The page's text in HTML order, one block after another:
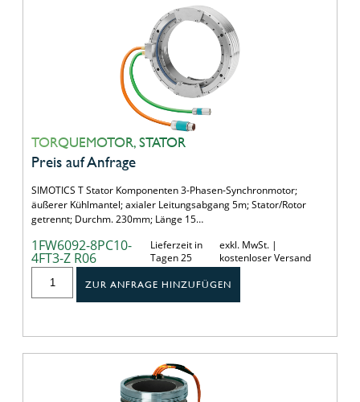
TORQUEMOTOR, STATOR
Preis auf Anfrage
SIMOTICS T Stator Komponenten 3-Phasen-Synchronmotor;
äußerer Kühlmantel; axialer Leitungsabgang 5m; Stator/Rotor
getrennt; Durchm. 230mm; Länge 15…
1FW6092-8PC10-
4FT3-Z R06
Lieferzeit in
Tagen 25
exkl. MwSt. |
kostenloser Versand
ZUR ANFRAGE HINZUFÜGEN